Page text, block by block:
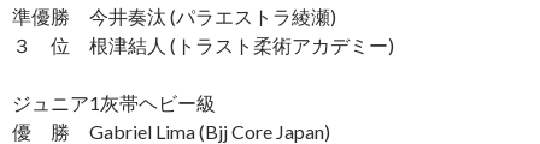
準優勝 今井奏汰 (パラエストラ綾瀬)
３ 位 根津結人 (トラスト柔術アカデミー)
ジュニア1灰帯ヘビー級
優 勝 Gabriel Lima (Bjj Core Japan)